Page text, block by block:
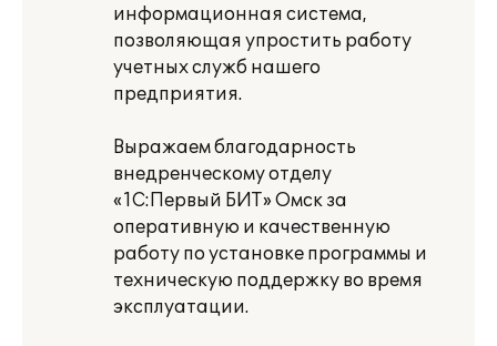
информационная система,
позволяющая упростить работу
учетных служб нашего
предприятия.
Выражаем благодарность
внедренческому отделу
«1С:Первый БИТ» Омск за
оперативную и качественную
работу по установке программы и
техническую поддержку во время
эксплуатации.